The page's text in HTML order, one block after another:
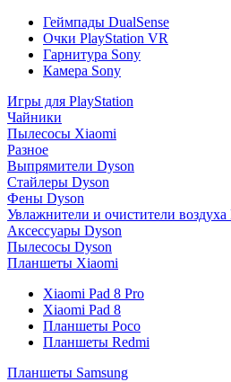
Геймпады DualSense
Очки PlayStation VR
Гарнитура Sony
Камера Sony
Игры для PlayStation
Чайники
Пылесосы Xiaomi
Разное
Выпрямители Dyson
Стайлеры Dyson
Фены Dyson
Увлажнители и очистители воздуха
Аксессуары Dyson
Пылесосы Dyson
Планшеты Xiaomi
Xiaomi Pad 8 Pro
Xiaomi Pad 8
Планшеты Poco
Планшеты Redmi
Планшеты Samsung